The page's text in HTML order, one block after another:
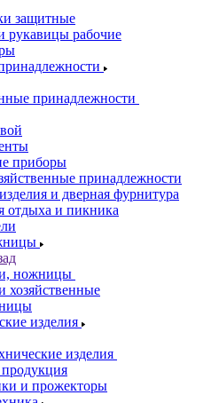
защитные
рукавицы рабочие
принадлежности
приборы
принадлежности
и дверная фурнитура
отдыха и пикника
ножницы
хозяйственные
изделия
изделия
и прожекторы